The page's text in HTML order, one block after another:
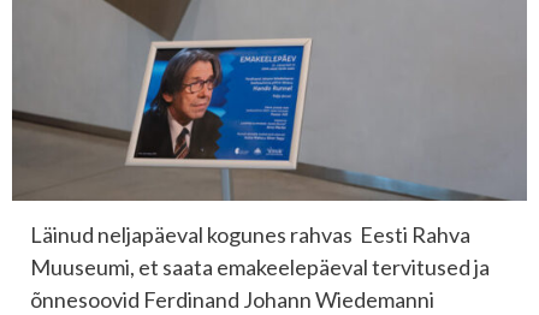
Läinud neljapäeval kogunes rahvas Eesti Rahva
Muuseumi, et saata emakeelepäeval tervitused ja
õnnesoovid Ferdinand Johann Wiedemanni